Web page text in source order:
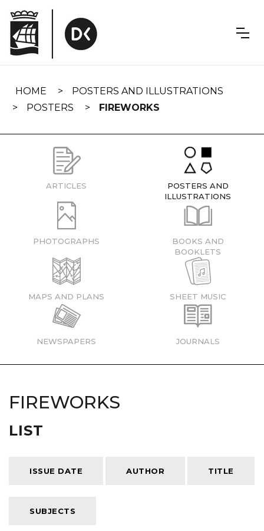
navigation
HOME
POSTERS AND ILLUSTRATIONS
POSTERS
FIREWORKS
ARTICLES
POSTERS AND
ILLUSTRATIONS
PHOTOGRAPHS
BOOKS AND
BOOKLETS
MAPS AND PLANS SHEET MUSIC
NEWSPAPERS JOURNALS
FIREWORKS
LIST